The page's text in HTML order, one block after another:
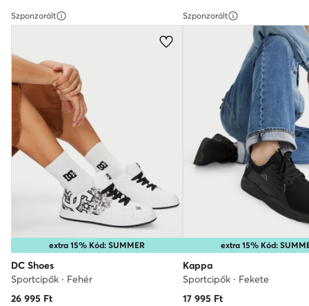
Szponzorált
extra 15% Kód: SUMMER
DC Shoes
Sportcipők · Fehér
26 995 Ft
Szponzorált
extra 15% Kód:
Kappa
Sportcipők · Fekete
17 995 Ft